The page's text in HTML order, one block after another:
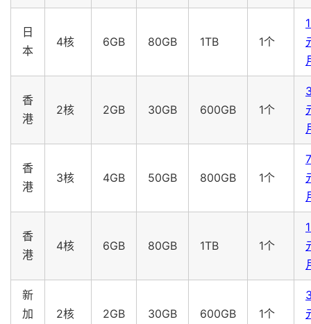
日
本
4核 6GB 80GB 1TB 1个
香
港
2核 2GB 30GB 600GB 1个
香
港
3核 4GB 50GB 800GB 1个
香
港
4核 6GB 80GB 1TB 1个
新
加
2核 2GB 30GB 600GB 1个